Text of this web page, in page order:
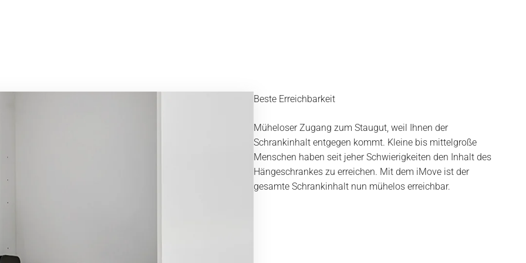
Beste Erreichbarkeit
Müheloser Zugang zum Staugut, weil Ihnen der
Schrankinhalt entgegen kommt. Kleine bis mittelgroße
Menschen haben seit jeher Schwierigkeiten den Inhalt des
Hängeschrankes zu erreichen. Mit dem iMove ist der
gesamte Schrankinhalt nun mühelos erreichbar.